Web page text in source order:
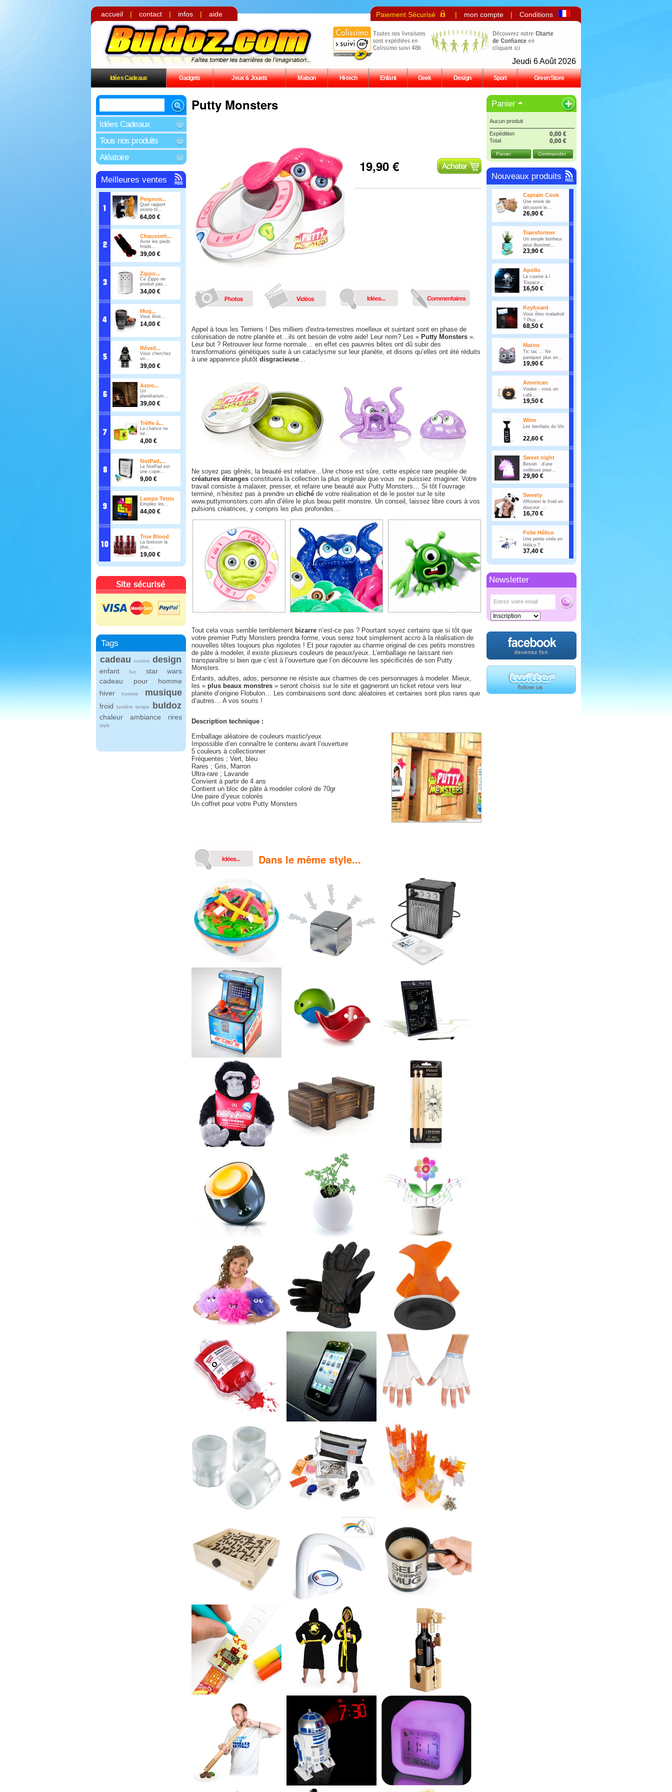
accueil | contact | infos | aide Paiement Sécurisé | mon compte | Conditions
Jeudi 6 Août 2026
Idées Cadeaux Gadgets Jeux & Jouets Maison Hi-tech Enfant Geek Design Sport Green Store
Idées Cadeaux
Tous nos produits
Aléatoire
Meilleures ventes
Peignoir...
Quel rapport
existe-til...
64,00 €
Chaussett...
Avoir les pieds
froids...
39,00 €
Zippo...
Ce Zippo ne
produit pas...
34,00 €
Mug...
Vous êtes...
14,00 €
Réveil...
Vous cherchez
un...
39,00 €
Astro...
Un
planétarium...
39,00 €
Trèfle à...
La chance ne
se...
4,00 €
NotPad,...
Le NotPad est
une copie...
9,00 €
Lampe Tetris
Empilez les...
44,00 €
True Blood
La boisson la
plus...
19,00 €
Tags
cadeau cuisine design
enfant fun
star wars
cadeau pour homme
hiver
homme musique
froid lumière lampe buldoz
chaleur ambiance rires
style
Putty Monsters
19,90 €
Appel à tous les Terriens ! Des milliers d'extra-terrestres moelleux et suintant sont en phase de
colonisation de notre planète et…ils ont besoin de votre aide! Leur nom? Les « Putty Monsters ».
Leur but ? Retrouver leur forme normale… en effet ces pauvres bêtes ont dû subir des
transformations génétiques suite à un cataclysme sur leur planète, et disons qu’elles ont été réduits
à une apparence plutôt disgracieuse…
Ne soyez pas gênés, la beauté est relative…Une chose est sûre, cette espèce rare peuplée de
créatures étranges constituera la collection la plus originale que vous ne puissiez imaginer. Votre
travail consiste à malaxer, presser, et refaire une beauté aux Putty Monsters… Si tôt l’ouvrage
terminé, n’hésitez pas à prendre un cliché de votre réalisation et de le poster sur le site
www.puttymonsters.com afin d’élire le plus beau petit monstre. Un conseil, laissez libre cours à vos
pulsions créatrices, y compris les plus profondes…
Tout cela vous semble terriblement bizarre n’est-ce pas ? Pourtant soyez certains que si tôt que
votre premier Putty Monsters prendra forme, vous serez tout simplement accro à la réalisation de
nouvelles têtes toujours plus rigolotes ! Et pour rajouter au charme original de ces petits monstres
de pâte à modeler, il existe plusieurs couleurs de peaux/yeux. L’emballage ne laissant rien
transparaître si bien que c’est à l’ouverture que l’on découvre les spécificités de son Putty
Monsters.
Enfants, adultes, ados, personne ne résiste aux charmes de ces personnages à modeler. Mieux,
les « plus beaux monstres » seront choisis sur le site et gagneront un ticket retour vers leur
planète d’origine Flobulon… Les combinaisons sont donc aléatoires et certaines sont plus rares que
d’autres… A vos souris !
Description technique :
Emballage aléatoire de couleurs mastic/yeux
Impossible d’en connaître le contenu avant l’ouverture
5 couleurs à collectionner
Fréquentes ; Vert, bleu
Rares ; Gris, Marron
Ultra-rare ; Lavande
Convient à partir de 4 ans
Contient un bloc de pâte à modeler coloré de 70gr
Une paire d’yeux colorés
Un coffret pour votre Putty Monsters
Dans le même style...
Panier
Aucun produit
Expédition 0,00 €
Total 0,00 €
Panier Commander
Nouveaux produits
Captain Cook
Une envie de
découvrir le...
26,90 €
Transformer
Un simple bonheur
peut illuminer...
23,90 €
Apollo
La course à l
'Espace ...
16,50 €
Keyboard
Vous êtes maladroit
? Plus...
68,50 €
Matou
Tic tac ... Ne
paniquez plus en...
19,90 €
American
Voulez - vous un
café...
19,50 €
Wine
Les bienfaits du Vin
...
22,60 €
Sweet night
Besoin d'une
veilleuse pour...
29,90 €
Sweety
Affronter le froid en
douceur ...
16,70 €
Folie Hélico
Une petite virée en
Hélico ?
37,40 €
Newsletter